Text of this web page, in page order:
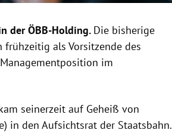
der ÖBB-Holding. Die bisherige
frühzeitig als Vorsitzende des
im
seinerzeit auf Geheiß von
in den Aufsichtsrat der Staatsbahn.